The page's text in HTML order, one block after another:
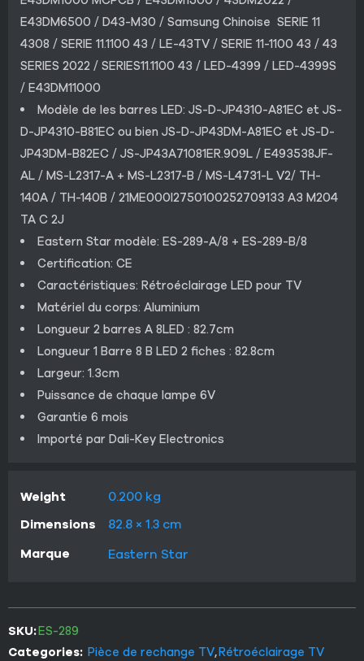
E43DM6500 / D43-M30 / Samsung Chinoise SERIE 11
4308 / SERIE 11.1100 43 / LE-43TV / SERIE 11-1100 43 / 43
SERIES 2022 / SERIES11.1100 43 / LED-4399 / LED-4399S
/ E43DM11000
Modèle de les barres LED: JS-D-JP4310-A81EC et JS-
D-JP4310-B81EC ou bien JS-D-JP43DM-A81EC et JS-D-
JP43DM-B82EC / JS-JP43A71081ER.909L / E493538JF-
AL / MS-L2317-A + MS-L2317-B / MS-L4731-L V2/ TH-
140A / TH-140B / 21ME000I2750100252709133 A3 M204
TA C 2J
Eastern Star modèle: ES-289-A/8 + ES-289-B/8
Certification: CE
Caractéristiques: Rétroéclairage LED pour TV
Matériel du corps: Aluminium
Longueur 2 barres A 8LED : 82.7cm
Longueur 1 Barre 8 B LED 2 fiches : 82.8cm
Largeur: 1.3cm
Puissance de chaque lampe 6V
Garantie 6 mois
Importé par Dali-Key Electronics
Weight
0.200 kg
Dimensions
82.8 × 1.3 cm
Marque
Eastern Star
SKU:ES-289
Categories: Pièce de rechange TV,Rétroéclairage TV